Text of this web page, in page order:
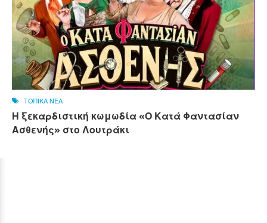
ΤΟΠΙΚΑ ΝΕΑ
Η ξεκαρδιστική κωμωδία «Ο Κατά Φαντασίαν
Ασθενής» στο Λουτράκι